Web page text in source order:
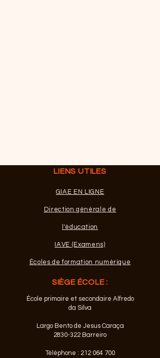
LIENS UTILES
GIAE EN LIGNE
Direction générale de
l'éducation
IAVE (Examens)
Écoles de formation numérique
SIÈGE ÉCOLE :
École primaire et secondaire Alfredo
da Silva
Largo Bento de Jesus Caraça
2830-322 Barreiro
Téléphone : 212 064 700